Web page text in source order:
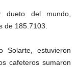
dueto del mundo,
de 185.7103.
Solarte, estuvieron
cafeteros sumaron